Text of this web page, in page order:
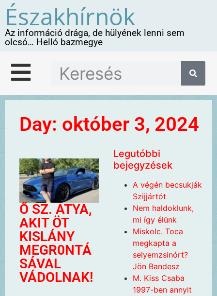
Északhírnök
Az információ drága, de hülyének lenni sem
olcsó… Helló bazmegye
Day: október 3, 2024
Ő SZ. ATYA,
AKIT ÖT
KISLÁNY
MEGR0NTÁ
SÁVAL
VÁDOLNAK!
Legutóbbi
bejegyzések
A végén becsukják
Szijjártót
Nem haldoklunk,
mi így élünk
Miskolc. Toca
megkapta a
selyemzsinórt?
Jön Bandesz
M. Kiss Csaba
1997-ben annyit